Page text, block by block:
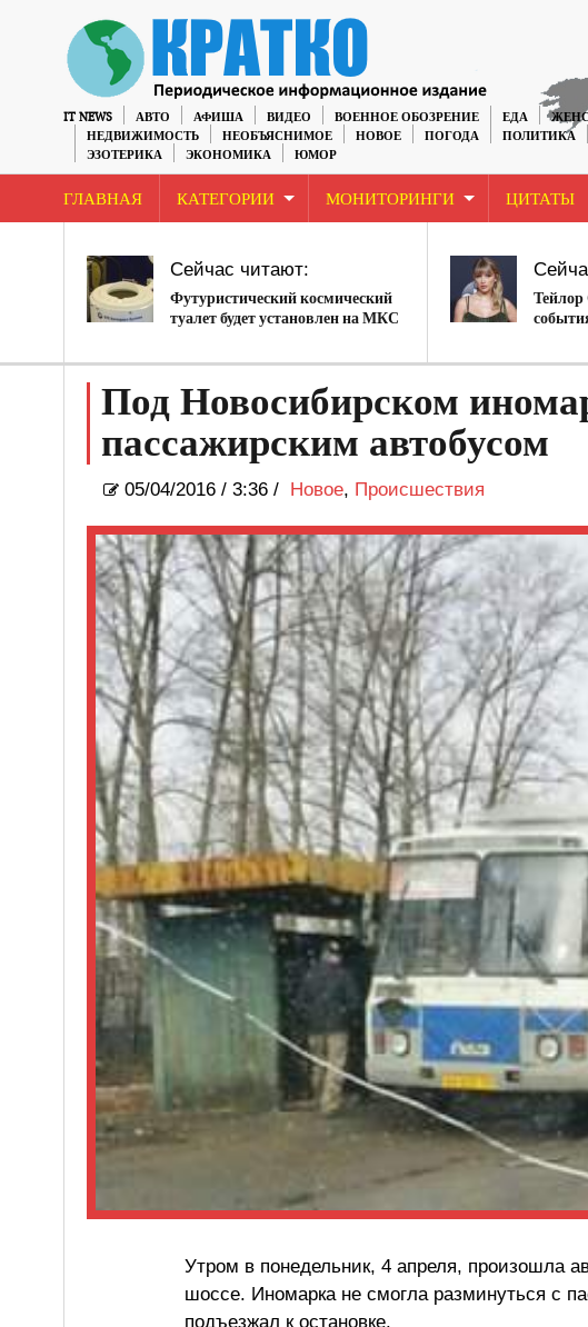
IT NEWS АВТО АФИША ВИДЕО ВОЕННОЕ ОБОЗРЕНИЕ ЕДА
НЕДВИЖИМОСТЬ
НЕОБЪЯСНИМОЕ НОВОЕ ПОГОДА ПОЛИТИКА
ЭЗОТЕРИКА
ЭКОНОМИКА ЮМОР
ГЛАВНАЯ КАТЕГОРИИ МОНИТОРИНГИ ЦИТАТЫ
Сейчас читают:
Футуристический космический
туалет будет установлен на МКС
Тейлор
Под Новосибирском
пассажирским автобусом
05/04/2016/ 3:36 / Новое, Происшествия
Утром в понедельник, 4 апреля, произошла
шоссе. Иномарка не смогла разминуться с
подъезжал к остановке.